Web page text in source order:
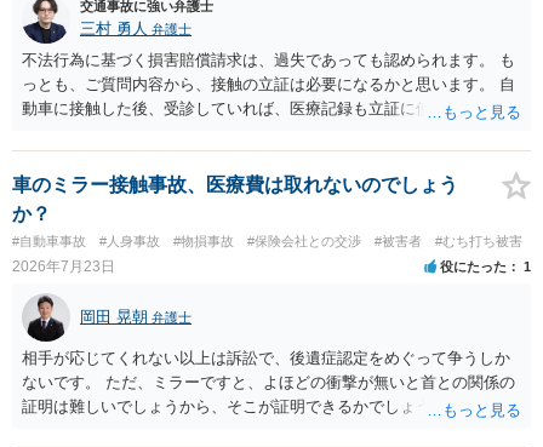
やご家族等が加入している保険に、今回の事故で利用できる弁護士費
用特約が付帯しているか なお、被害者は叔母様ご本人となりますの
で、弁護士が受任する場合には、叔母様ご本人の依頼意思等を確認す
る必要があります。日本語での十分な意思疎通が難しいとのことです
ので、そのあたりのご事情も踏まえて、依頼意思の確認方法等を検討
交通事故に強い弁護士
三村 勇人 弁護士
不法行為に基づく損害賠償請求は、過失であっても認められます。 も
っとも、ご質問内容から、接触の立証は必要になるかと思います。 自
動車に接触した後、受診していれば、医療記録も立証に使えるかと思
士にご相談ください。
車のミラー接触事故、医療費は取れないのでしょう
か？
#自動車事故 #人身事故 #物損事故 #保険会社との交渉 #被害者 #むち打ち被害
2026年7月23日 役にたった 1
岡田 晃朝 弁護士
相手が応じてくれない以上は訴訟で、後遺症認定をめぐって争うしか
ないです。 ただ、ミラーですと、よほどの衝撃が無いと首との関係の
証明は難しいでしょうから、そこが証明できるかでしょうね。